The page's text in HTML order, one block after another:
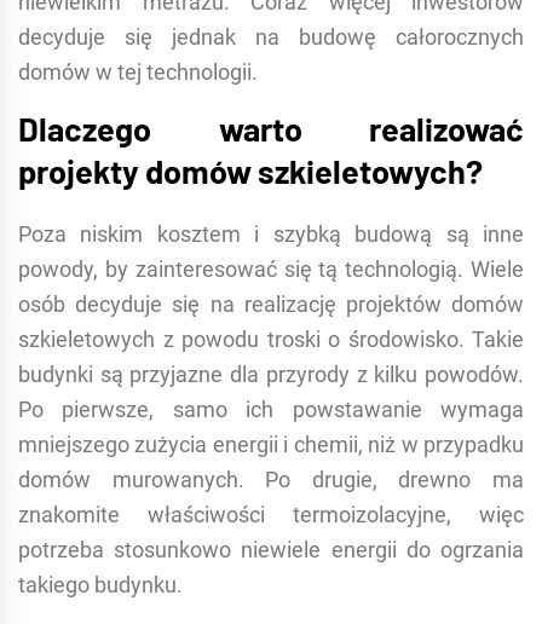
decyduje się jednak na budowę całorocznych
domów w tej technologii.
Dlaczego warto realizować
projekty domów szkieletowych?
Poza niskim kosztem i szybką budową są inne
powody, by zainteresować się tą technologią. Wiele
osób decyduje się na realizację projektów domów
szkieletowych z powodu troski o środowisko. Takie
budynki są przyjazne dla przyrody z kilku powodów.
Po pierwsze, samo ich powstawanie wymaga
mniejszego zużycia energii i chemii, niż w przypadku
domów murowanych. Po drugie, drewno ma
znakomite właściwości termoizolacyjne, więc
potrzeba stosunkowo niewiele energii do ogrzania
takiego budynku.